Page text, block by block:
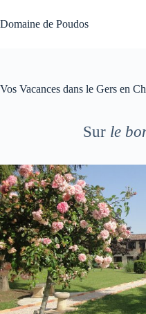
au
contenu
Domaine de Poudos
Vos Vacances dans le Gers en
Sur le